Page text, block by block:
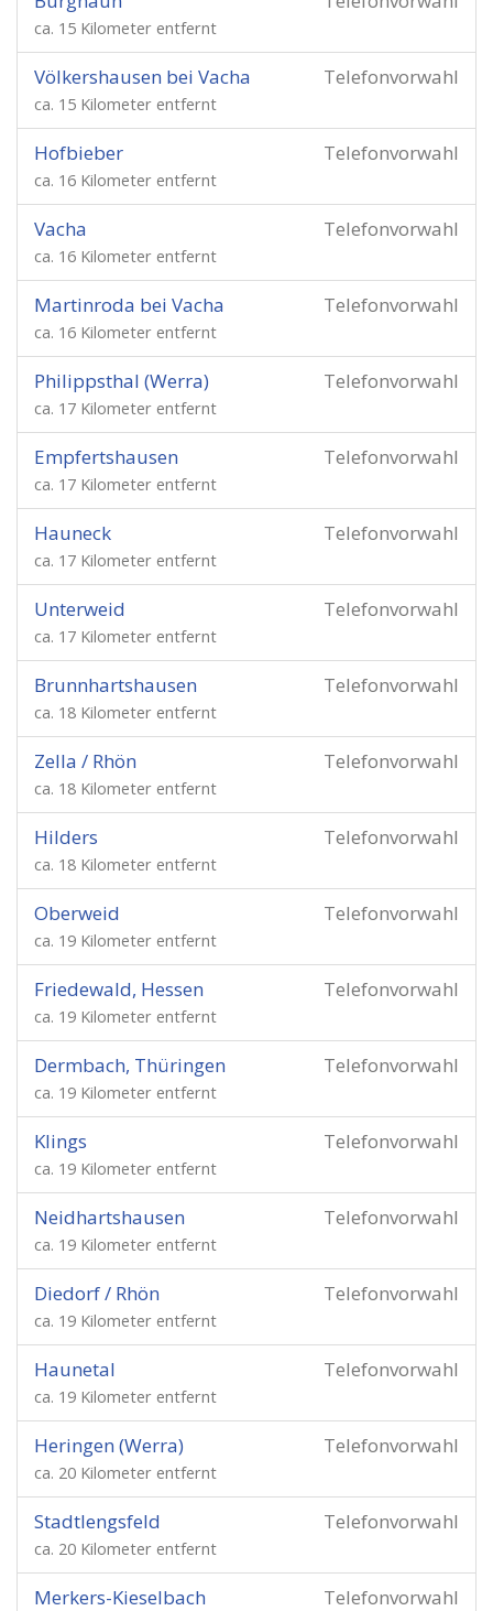
ca. 15 Kilometer entfernt
Telefonvorwahl
Völkershausen bei Vacha
ca. 15 Kilometer entfernt
Telefonvorwahl
Hofbieber
ca. 16 Kilometer entfernt
Telefonvorwahl
Vacha
ca. 16 Kilometer entfernt
Telefonvorwahl
Martinroda bei Vacha
ca. 16 Kilometer entfernt
Telefonvorwahl
Philippsthal (Werra)
ca. 17 Kilometer entfernt
Telefonvorwahl
Empfertshausen
ca. 17 Kilometer entfernt
Telefonvorwahl
Hauneck
ca. 17 Kilometer entfernt
Telefonvorwahl
Unterweid
ca. 17 Kilometer entfernt
Telefonvorwahl
Brunnhartshausen
ca. 18 Kilometer entfernt
Telefonvorwahl
Zella / Rhön
ca. 18 Kilometer entfernt
Telefonvorwahl
Hilders
ca. 18 Kilometer entfernt
Telefonvorwahl
Oberweid
ca. 19 Kilometer entfernt
Telefonvorwahl
Friedewald, Hessen
ca. 19 Kilometer entfernt
Telefonvorwahl
Dermbach, Thüringen
ca. 19 Kilometer entfernt
Telefonvorwahl
Klings
ca. 19 Kilometer entfernt
Telefonvorwahl
Neidhartshausen
ca. 19 Kilometer entfernt
Telefonvorwahl
Diedorf / Rhön
ca. 19 Kilometer entfernt
Telefonvorwahl
Haunetal
ca. 19 Kilometer entfernt
Telefonvorwahl
Heringen (Werra)
ca. 20 Kilometer entfernt
Telefonvorwahl
Stadtlengsfeld
ca. 20 Kilometer entfernt
Telefonvorwahl
Merkers-Kieselbach